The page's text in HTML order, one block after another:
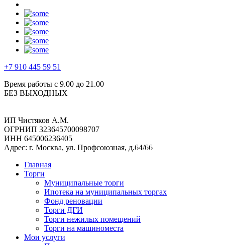
+7 910 445 59 51
Время работы с 9.00 до 21.00
БЕЗ ВЫХОДНЫХ
ИП Чистяков А.М.
ОГРНИП 323645700098707
ИНН 645006236405
Адрес: г. Москва, ул. Профсоюзная, д.64/66
Главная
Торги
Муниципальные торги
Ипотека на муниципальных торгах
Фонд реновации
Торги ДГИ
Торги нежилых помещений
Торги на машиноместа
Мои услуги